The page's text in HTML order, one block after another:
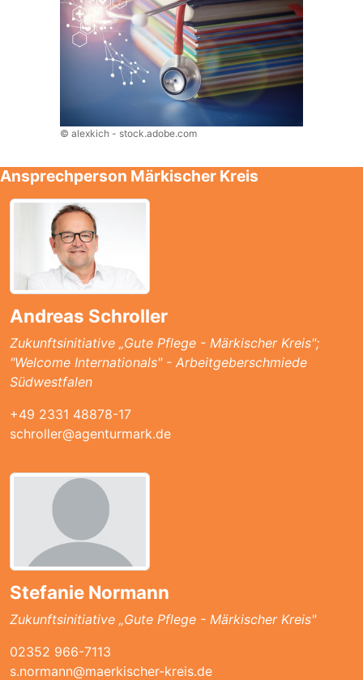
© alexkich - stock.adobe.com
Ansprechperson Märkischer Kreis
Andreas Schroller
Zukunftsinitiative „Gute Pflege - Märkischer Kreis";
"Welcome Internationals" - Arbeitgeberschmiede
Südwestfalen
+49 2331 48878-17
schroller@agenturmark.de
Stefanie Normann
Zukunftsinitiative „Gute Pflege - Märkischer Kreis"
02352 966-7113
s.normann@maerkischer-kreis.de